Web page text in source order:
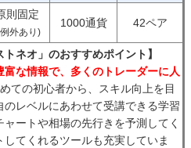
則固定
外あり)
1000通貨 42ペア
ネオ」のおすすめポイント】
な情報で、多くのトレーダーに人
ての初心者から、スキル向上を目
レベルにあわせて受講できる学習
ートや相場の先行きを予測してく
てくれるツールも充実していま